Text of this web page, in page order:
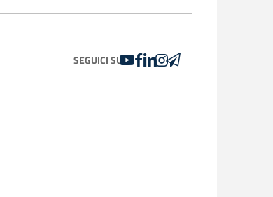
SEGUICI SUYOUTUBE
FACEBOOK
LINKEDIN
INSTAGRAM
TELEGRAM